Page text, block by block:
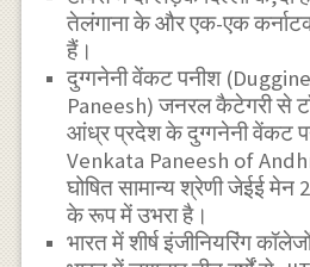
तेलंगाना के और एक-एक
हैं।
दुग्गनेनी वेंकट पनीश
Paneesh) जनरल कैटेगरी से
आंध्र प्रदेश के दुग्गनेनी वेंकट
Venkata Paneesh of
घोषित सामान्य श्रेणी जेईई मेन
के रूप में उभरा है।
भारत में शीर्ष इंजीनियरिंग